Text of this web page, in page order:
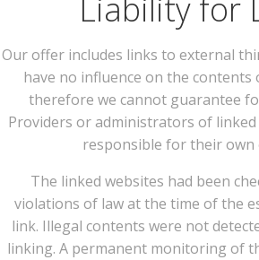
Liability for
Our offer includes links to external
have no influence on the contents
therefore we cannot guarantee
Providers or administrators of linked
responsible for their own
The linked websites had been
violations of law at the time of the
link. Illegal contents were not
linking. A permanent monitoring of